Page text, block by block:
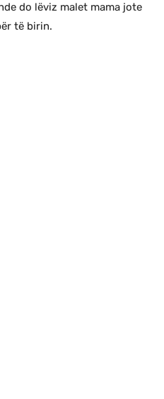
do lëviz malet mama jote
të birin.